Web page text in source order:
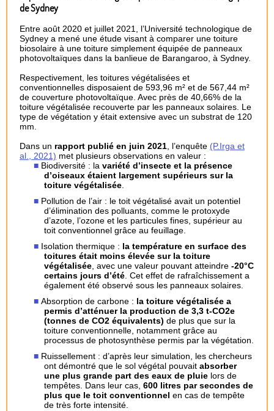
de Sydney
Entre août 2020 et juillet 2021, l’Université technologique de
Sydney a mené une étude visant à comparer une toiture
biosolaire à une toiture simplement équipée de panneaux
photovoltaïques dans la banlieue de Barangaroo, à Sydney.
Respectivement, les toitures végétalisées et
conventionnelles disposaient de 593,96 m² et de 567,44 m²
de couverture photovoltaïque. Avec près de 40,66% de la
toiture végétalisée recouverte par les panneaux solaires. Le
type de végétation y était extensive avec un substrat de 120
mm.
Dans un rapport publié en juin 2021, l’enquête (P.Irga et
al., 2021) met plusieurs observations en valeur :
Biodiversité : la variété d’insecte et la présence
d’oiseaux étaient largement supérieurs sur la
toiture végétalisée.
Pollution de l’air : le toit végétalisé avait un potentiel
d’élimination des polluants, comme le protoxyde
d’azote, l’ozone et les particules fines, supérieur au
toit conventionnel grâce au feuillage.
Isolation thermique : la température en surface des
toitures était moins élevée sur la toiture
végétalisée, avec une valeur pouvant atteindre -20°C
certains jours d’été. Cet effet de rafraîchissement a
également été observé sous les panneaux solaires.
Absorption de carbone : la toiture végétalisée a
permis d’atténuer la production de 3,3 t-CO2e
(tonnes de CO2 équivalents) de plus que sur la
toiture conventionnelle, notamment grâce au
processus de photosynthèse permis par la végétation.
Ruissellement : d’après leur simulation, les chercheurs
ont démontré que le sol végétal pouvait absorber
une plus grande part des eaux de pluie lors de
tempêtes. Dans leur cas, 600 litres par secondes de
plus que le toit conventionnel en cas de tempête
de très forte intensité.